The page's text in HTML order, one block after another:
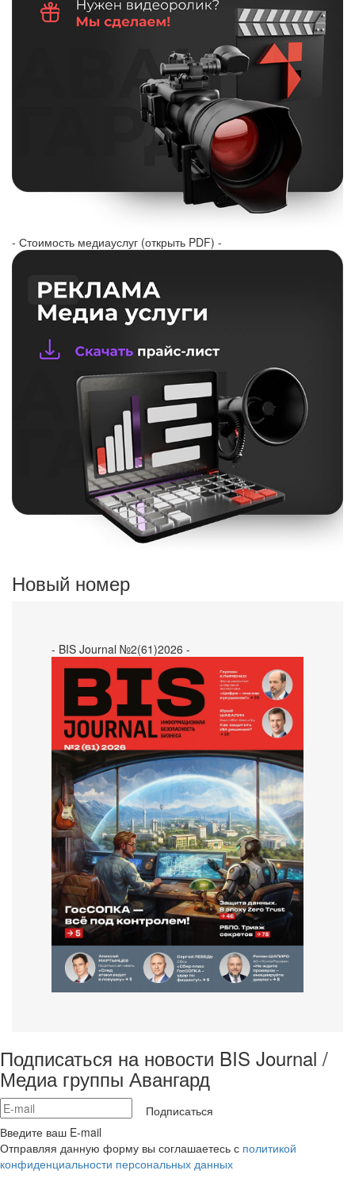
- Стоимость медиауслуг (открыть PDF) -
Новый номер
- BIS Journal №2(61)2026 -
Подписаться на новости BIS Journal /
Медиа группы Авангард
Подписаться
Введите ваш E-mail
Отправляя данную форму вы соглашаетесь с политикой
конфиденциальности персональных данных